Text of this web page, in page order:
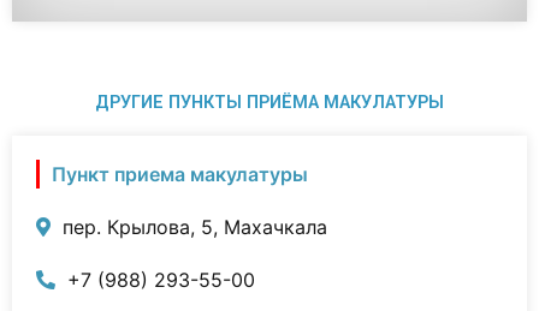
ДРУГИЕ ПУНКТЫ ПРИЁМА МАКУЛАТУРЫ
Пункт приема макулатуры
пер. Крылова, 5, Махачкала
+7 (988) 293-55-00